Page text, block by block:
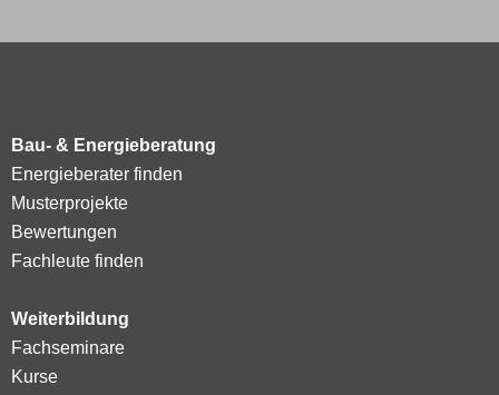
Bau- & Energieberatung
Energieberater finden
Musterprojekte
Bewertungen
Fachleute finden
Weiterbildung
Fachseminare
Kurse